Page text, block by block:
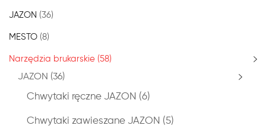
JAZON (36)
MESTO (8)
Narzędzia brukarskie (58)
JAZON (36)
Chwytaki ręczne JAZON (6)
Chwytaki zawieszane JAZON (5)